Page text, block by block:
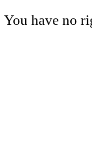
You have no